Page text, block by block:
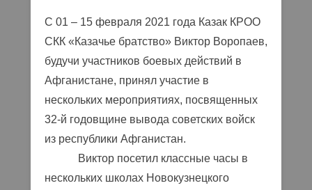
С 01 – 15 февраля 2021 года Казак КРОО
СКК «Казачье братство» Виктор Воропаев,
будучи участников боевых действий в
Афганистане, принял участие в
нескольких мероприятиях, посвященных
32-й годовщине вывода советских войск
из республики Афганистан.
Виктор посетил классные часы в
нескольких школах Новокузнецкого